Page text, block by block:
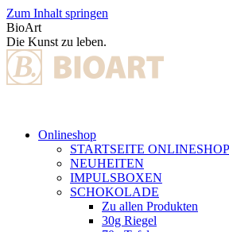
Zum Inhalt springen
BioArt
Die Kunst zu leben.
Onlineshop
STARTSEITE ONLINESHOP
NEUHEITEN
IMPULSBOXEN
SCHOKOLADE
Zu allen Produkten
30g Riegel